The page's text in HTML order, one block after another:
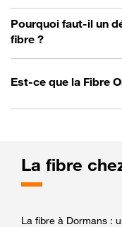
Pourquoi faut-il un
fibre ?
Est-ce que la Fibre
La fibre
La fibre à Dormans :